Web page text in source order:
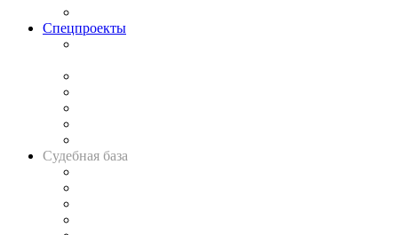
Спецпроекты
Судебная база